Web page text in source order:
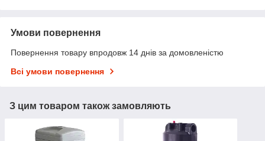
Умови повернення
Повернення товару впродовж 14 днів за домовленістю
Всі умови повернення
З цим товаром також замовляють